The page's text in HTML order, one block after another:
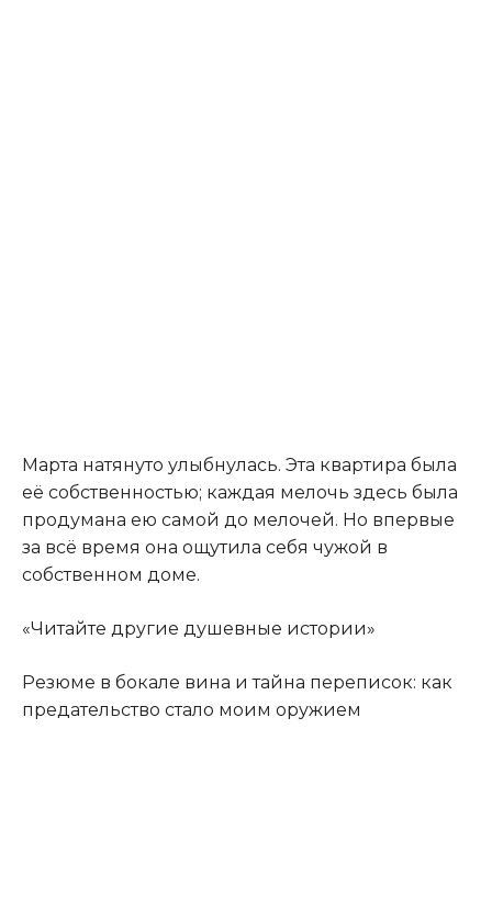
Марта натянуто улыбнулась. Эта квартира была
её собственностью; каждая мелочь здесь была
продумана ею самой до мелочей. Но впервые
за всё время она ощутила себя чужой в
собственном доме.
«Читайте другие душевные истории»
Резюме в бокале вина и тайна переписок: как
предательство стало моим оружием